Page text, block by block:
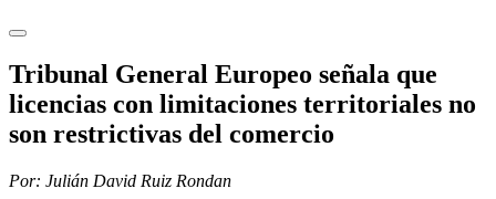
Tribunal General Europeo señala que
licencias con limitaciones territoriales no
son restrictivas del comercio
Por: Julián David Ruiz Rondan